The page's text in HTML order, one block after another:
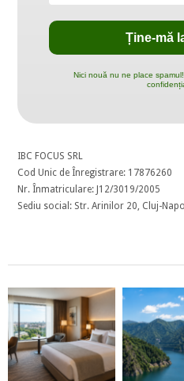
Nici nouă nu ne place
IBC FOCUS SRL
Cod Unic de Înregistrare: 17876260
Nr. Înmatriculare: J12/3019/2005
Sediu social: Str. Arinilor 20, Cluj-